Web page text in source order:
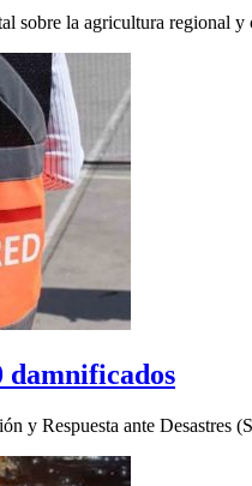
sobre la agricultura regional y
damnificados
y Respuesta ante Desastres